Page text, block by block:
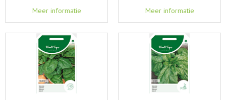
Meer informatie Meer informatie